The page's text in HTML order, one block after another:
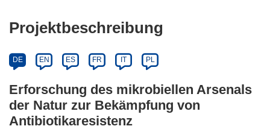
Projektbeschreibung
DE EN ES FR IT PL
Erforschung des mikrobiellen Arsenals
der Natur zur Bekämpfung von
Antibiotikaresistenz